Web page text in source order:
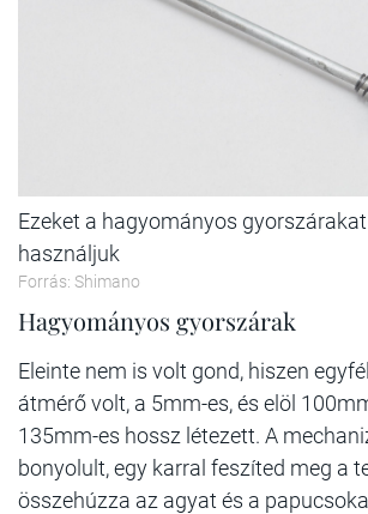
Ezeket a hagyományos
használjuk
Forrás: Shimano
Hagyományos gyorszárak
Eleinte nem is volt gond, hiszen
átmérő volt, a 5mm-es, és elöl
135mm-es hossz létezett. A
bonyolult, egy karral feszíted meg a
összehúzza az agyat és a